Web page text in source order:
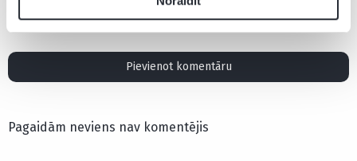
Pievienot komentāru
Pagaidām neviens nav komentējis